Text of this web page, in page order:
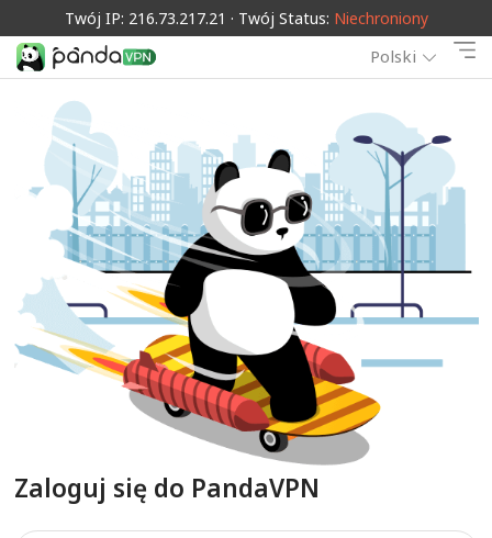
Twój IP: 216.73.217.21 · Twój Status: Niechroniony
Polski
Zaloguj się do PandaVPN